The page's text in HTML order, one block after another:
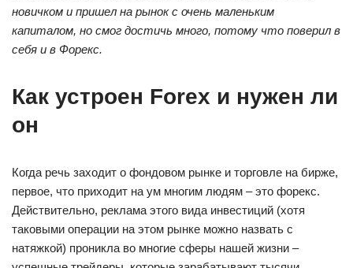
новичком и пришел на рынок с очень маленьким
капиталом, но смог достичь много, потому что поверил в
себя и в Форекс.
Как устроен Forex и нужен ли
он
Когда речь заходит о фондовом рынке и торговле на бирже,
первое, что приходит на ум многим людям – это форекс.
Действительно, реклама этого вида инвестиций (хотя
таковыми операции на этом рынке можно назвать с
натяжкой) проникла во многие сферы нашей жизни –